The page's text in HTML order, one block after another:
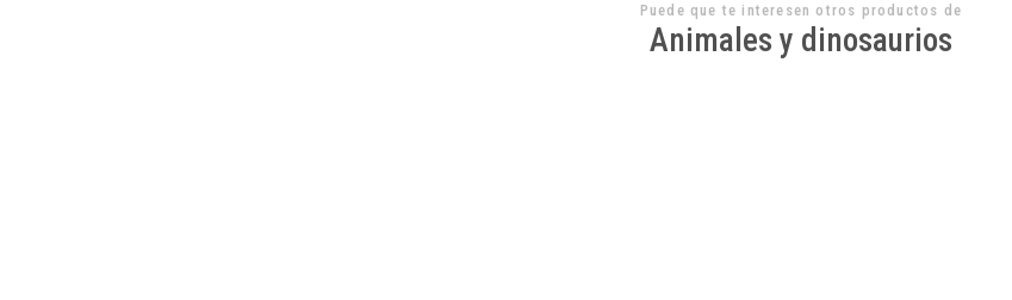
Puede que te interesen otros productos de
Animales y dinosaurios